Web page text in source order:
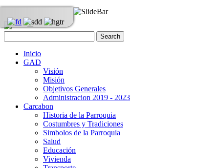
Inicio
GAD
Visión
Misión
Objetivos Generales
Administracion 2019 - 2023
Carcabon
Historia de la Parroquia
Costumbres y Tradiciones
Simbolos de la Parroquia
Salud
Educación
Vivienda